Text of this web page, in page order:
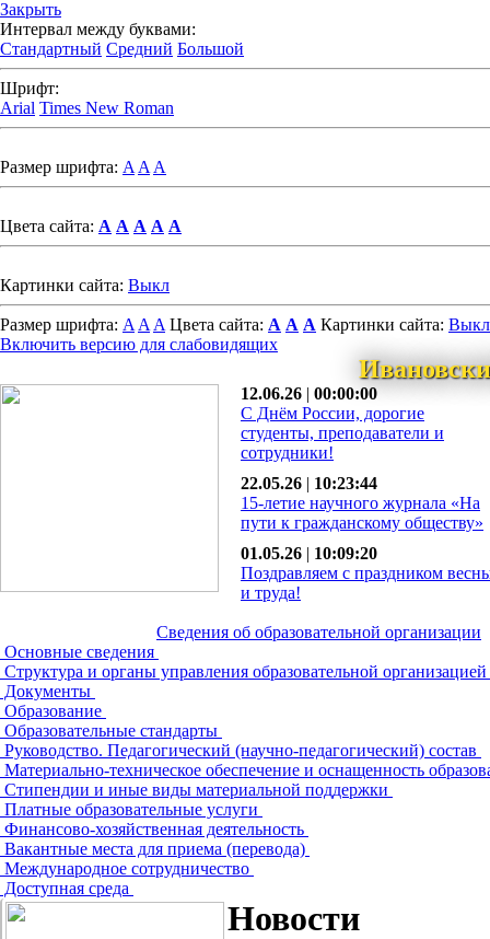
Закрыть
Интервал между буквами:
Стандартный Средний Большой
Шрифт:
Arial Times New Roman
Размер шрифта: A A A
Цвета сайта: A A A A A
Картинки сайта: Выкл
Размер шрифта: A A A Цвета сайта: A A A Картинки сайта: Выкл
Включить версию для слабовидящих
12.06.26 | 00:00:00
С Днём России, дорогие
студенты, преподаватели и
сотрудники!
22.05.26 | 10:23:44
15-летие научного журнала «На
пути к гражданскому обществу»
01.05.26 | 10:09:20
Поздравляем с праздником
и труда!
Сведения об образовательной организации
Основные сведения
Структура и органы управления образовательной организацией
Документы
Образование
Образовательные стандарты
Руководство. Педагогический (научно-педагогический) состав
Материально-техническое обеспечение и оснащенность
Стипендии и иные виды материальной поддержки
Платные образовательные услуги
Финансово-хозяйственная деятельность
Вакантные места для приема (перевода)
Международное сотрудничество
Доступная среда
Новости